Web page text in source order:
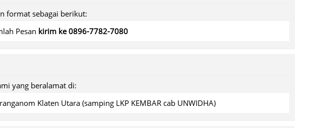
format sebagai berikut:
Pesan kirim ke 0896-7782-7080
yang beralamat di:
Klaten Utara (samping LKP KEMBAR cab UNWIDHA)